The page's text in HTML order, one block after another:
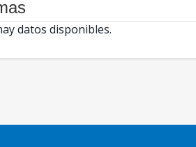
datos disponibles.